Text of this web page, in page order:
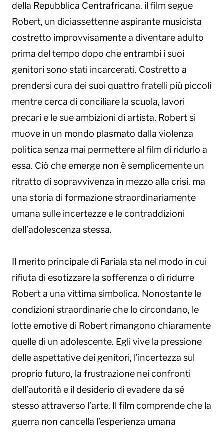
della Repubblica Centrafricana, il film segue
Robert, un diciassettenne aspirante musicista
costretto improvvisamente a diventare adulto
prima del tempo dopo che entrambi i suoi
genitori sono stati incarcerati. Costretto a
prendersi cura dei suoi quattro fratelli più piccoli
mentre cerca di conciliare la scuola, lavori
precari e le sue ambizioni di artista, Robert si
muove in un mondo plasmato dalla violenza
politica senza mai permettere al film di ridurlo a
essa. Ciò che emerge non è semplicemente un
ritratto di sopravvivenza in mezzo alla crisi, ma
una storia di formazione straordinariamente
umana sulle incertezze e le contraddizioni
dell’adolescenza stessa.
Il merito principale di Fariala sta nel modo in cui
rifiuta di esotizzare la sofferenza o di ridurre
Robert a una vittima simbolica. Nonostante le
condizioni straordinarie che lo circondano, le
lotte emotive di Robert rimangono chiaramente
quelle di un adolescente. Egli vive la pressione
delle aspettative dei genitori, l’incertezza sul
proprio futuro, la frustrazione nei confronti
dell’autorità e il desiderio di evadere da sé
stesso attraverso l’arte. Il film comprende che la
guerra non cancella l’esperienza umana